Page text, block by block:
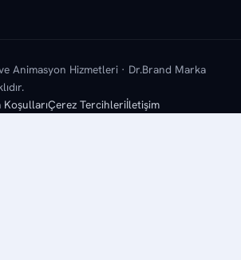
Animasyon Hizmetleri · Dr.Brand Marka
KoşullarıÇerez Tercihleriİletişim